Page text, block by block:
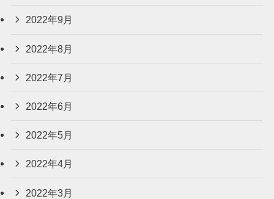
2022年9月
2022年8月
2022年7月
2022年6月
2022年5月
2022年4月
2022年3月